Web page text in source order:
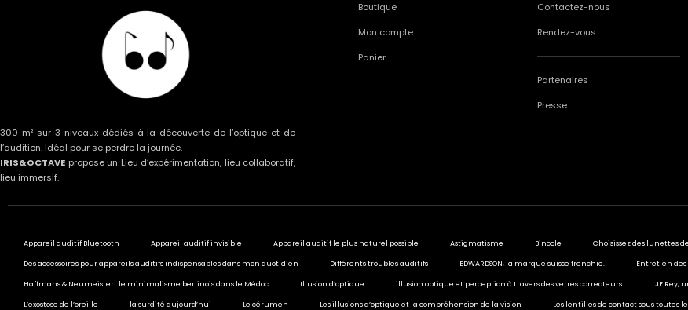
300 m² sur 3 niveaux dédiés à la découverte de l’optique et de
l’audition. Idéal pour se perdre la journée.
IRIS&OCTAVE propose un Lieu d’expérimentation, lieu collaboratif,
lieu immersif.
Boutique
Mon compte
Panier
Contactez-nous
Rendez-vous
Partenaires
Presse
Appareil auditif Bluetooth Appareil auditif invisible Appareil auditif le plus naturel possible Astigmatisme Binocle Choisissez des lunettes
Des accessoires pour appareils auditifs indispensables dans mon quotidien Différents troubles auditifs EDWARDSON, la marque suisse frenchie. Entretien
Haffmans & Neumeister : le minimalisme berlinois dans le Médoc Illusion d’optique illusion optique et perception à travers des verres correcteurs. JF Rey,
L’exostose de l’oreille la surdité aujourd’hui Le cérumen Les illusions d’optique et la compréhension de la vision Les lentilles de contact sous toutes